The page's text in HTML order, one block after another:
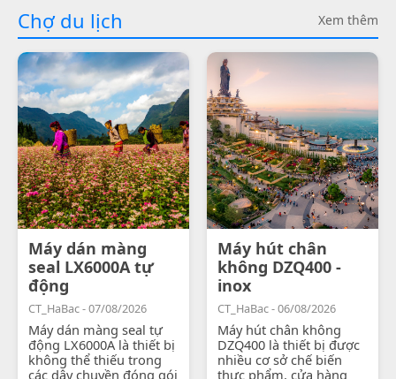
Chợ du lịch Xem thêm
Máy dán màng
seal LX6000A tự
động
CT_HaBac - 07/08/2026
Máy dán màng seal tự
động LX6000A là thiết bị
không thể thiếu trong
các dây chuyền đóng gói
Máy hút chân
không DZQ400 -
inox
CT_HaBac - 06/08/2026
Máy hút chân không
DZQ400 là thiết bị được
nhiều cơ sở chế biến
thực phẩm, cửa hàng